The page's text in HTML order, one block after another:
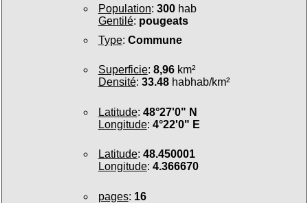
Population: 300hab
Gentilé: pougeats
Type: Commune
Superficie: 8,96km²
Densité: 33.48habhab/km²
Latitude: 48°27'0" N
Longitude: 4°22'0" E
Latitude: 48.450001
Longitude: 4.366670
pages: 16